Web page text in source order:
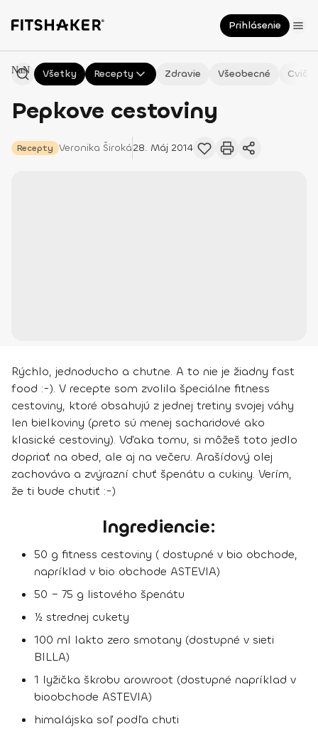
Prihlásenie
Všetky Recepty Zdravie Všeobecné
Pepkove cestoviny
Recepty Veronika Široká28. Máj 2014
NaN
Rýchlo, jednoducho a chutne. A to nie je žiadny fast
food :-). V recepte som zvolila špeciálne fitness
cestoviny, ktoré obsahujú z jednej tretiny svojej váhy
len bielkoviny (preto sú menej sacharidové ako
klasické cestoviny). Vďaka tomu, si môžeš toto jedlo
dopriať na obed, ale aj na večeru. Arašídový olej
zachováva a zvýrazní chuť špenátu a cukiny. Verím,
že ti bude chutiť :-)
Ingrediencie:
50 g fitness cestoviny ( dostupné v bio obchode,
napríklad v bio obchode ASTEVIA)
50 – 75 g listového špenátu
½ strednej cukety
100 ml lakto zero smotany (dostupné v sieti
BILLA)
1 lyžička škrobu arowroot (dostupné napríklad v
bioobchode ASTEVIA)
himalájska soľ podľa chuti